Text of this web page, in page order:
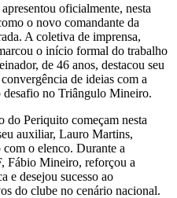
oficialmente, nesta
o novo comandante da
A coletiva de imprensa,
o início formal do trabalho
de 46 anos, destacou seu
de ideias com a
desafio no Triângulo Mineiro.
Periquito começam nesta
auxiliar, Lauro Martins,
o elenco. Durante a
Fábio Mineiro, reforçou a
e desejou sucesso ao
do clube no cenário nacional.